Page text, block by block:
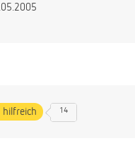
hilfreich 14